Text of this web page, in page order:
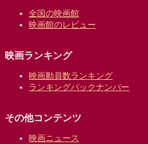
全国の映画館
映画館のレビュー
映画ランキング
映画動員数ランキング
ランキングバックナンバー
その他コンテンツ
映画ニュース